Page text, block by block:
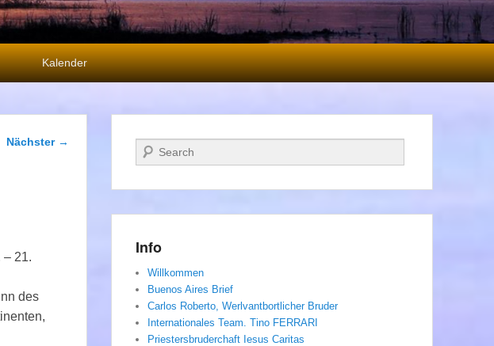
Kalender
Beitragsnavigation
Nächster →
– 21.
des
Suchen
Info
Willkommen
Buenos Aires Brief
Carlos Roberto, Werlvantbortlicher Bruder
Internationales Team. Tino FERRARI
Priestersbruderchaft Iesus Caritas